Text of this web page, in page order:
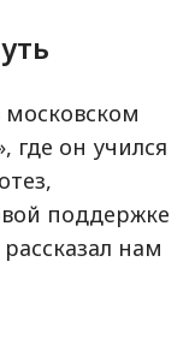
где он учился
поддержке
нам